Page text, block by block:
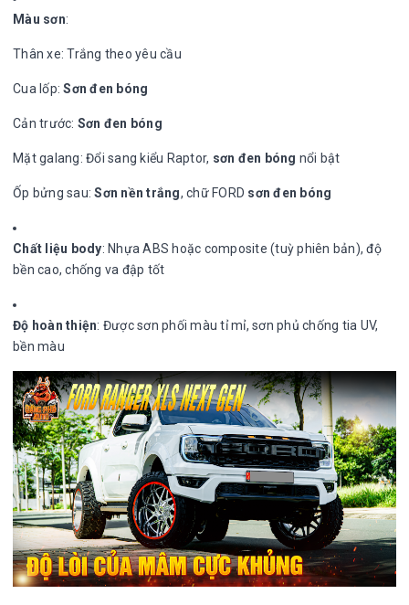
Màu sơn:
Thân xe: Trắng theo yêu cầu
Cua lốp:Sơn đen bóng
Cản trước: Sơn đen bóng
Mặt galang: Đổi sang kiểu Raptor, sơn đen bóng nổi bật
Ốp bửng sau:Sơn nền trắng, chữ FORD sơn đen bóng
Chất liệu body: Nhựa ABS hoặc composite (tuỳ phiên bản), độ
bền cao, chống va đập tốt
Độ hoàn thiện: Được sơn phối màu tỉ mỉ, sơn phủ chống tia UV,
bền màu